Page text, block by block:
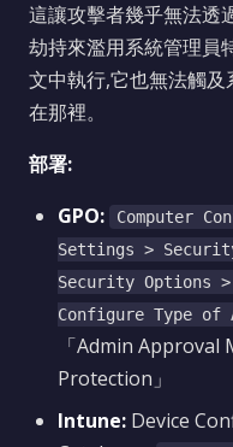
這讓攻擊者幾乎無法透
劫持來濫用系統管理員
文中執行,它也無法觸
在那裡。
部署:
GPO:
Computer
Settings >
Security Options
Configure Type of
「Admin
Protection」
Intune: Device